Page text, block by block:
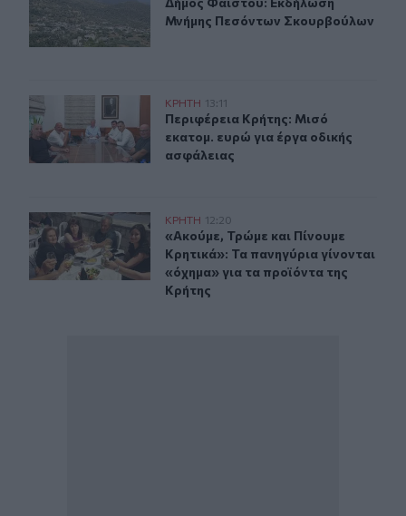
Δήμος Φαιστού: Εκδήλωση
Μνήμης Πεσόντων Σκουρβούλων
Περιφέρεια Κρήτης: Μισό εκατομ. ευρώ για έργα
ΚΡΗΤΗ 13:11
Περιφέρεια Κρήτης: Μισό εκατομ.
Περιφέρεια Κρήτης: Μισό
εκατομ. ευρώ για έργα οδικής
ασφάλειας
«Ακούμε, Τρώμε και Πίνουμε Κρητικά»: Τα πανηγύρια
ΚΡΗΤΗ 12:20
«Ακούμε, Τρώμε και Πίνουμε
«Ακούμε, Τρώμε και Πίνουμε
Κρητικά»: Τα πανηγύρια γίνονται
«όχημα» για τα προϊόντα της
Κρήτης